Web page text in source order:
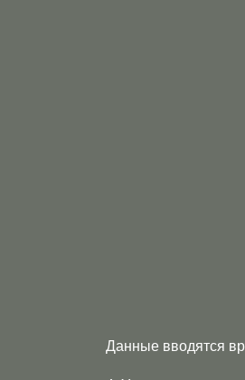
Данные вводятся